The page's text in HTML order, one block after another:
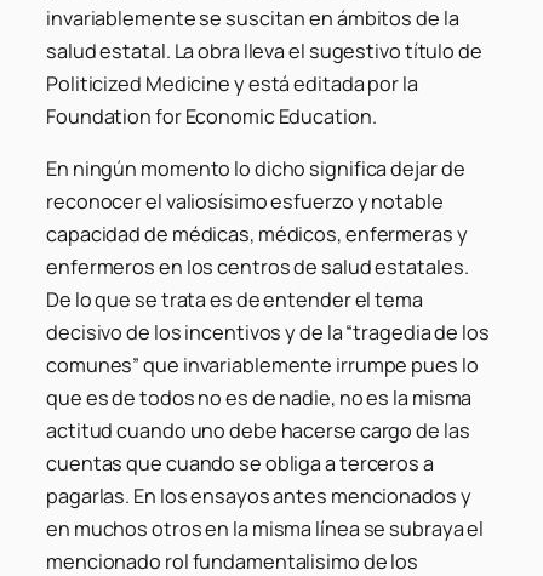
invariablemente se suscitan en ámbitos de la
salud estatal. La obra lleva el sugestivo título de
Politicized Mediciney está editada por la
Foundation for Economic Education.
En ningún momento lo dicho significa dejar de
reconocer el valiosísimo esfuerzo y notable
capacidad de médicas, médicos, enfermeras y
enfermeros en los centros de salud estatales.
De lo que se trata es de entender el tema
decisivo de los incentivos y de la “tragedia de los
comunes” que invariablemente irrumpe pues lo
que es de todos no es de nadie, no es la misma
actitud cuando uno debe hacerse cargo de las
cuentas que cuando se obliga a terceros a
pagarlas. En los ensayos antes mencionados y
en muchos otros en la misma línea se subraya el
mencionado rol fundamentalisimo de los